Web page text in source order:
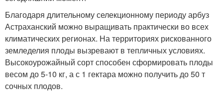
Благодаря длительному селекционному периоду арбуз
Астраханский можно выращивать практически во всех
климатических регионах. На территориях рискованного
земледелия плоды вызревают в тепличных условиях.
Высокоурожайный сорт способен сформировать плоды
весом до 5-10 кг, а с 1 гектара можно получить до 50 т
сочных плодов.